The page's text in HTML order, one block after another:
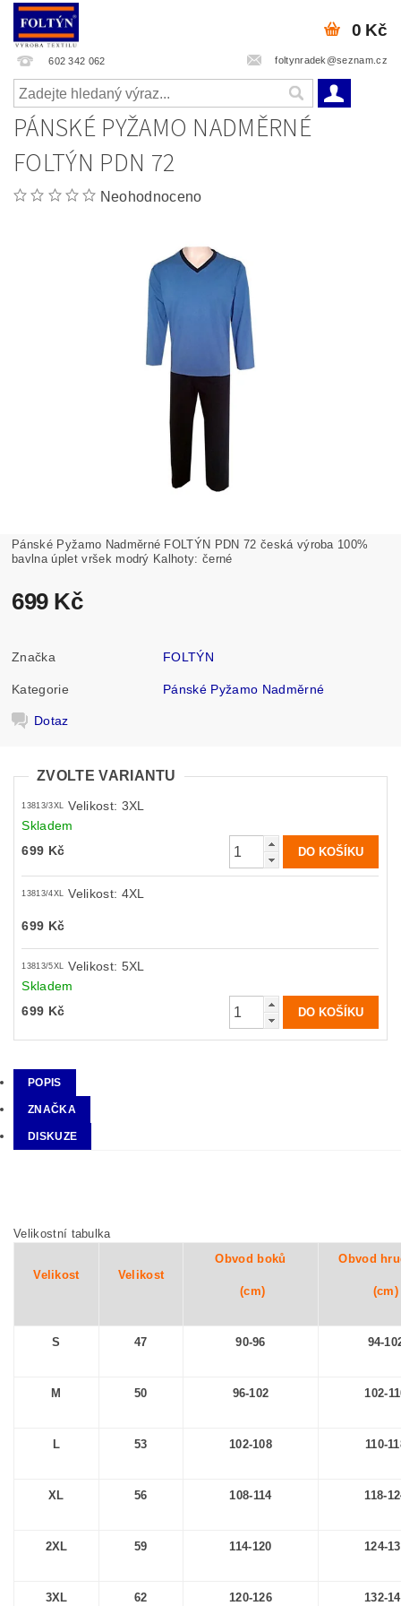
602 342 062 foltynradek@seznam.cz
0 Kč
PÁNSKÉ PYŽAMO NADMĚRNÉ
FOLTÝN PDN 72
Neohodnoceno
Pánské Pyžamo Nadměrné FOLTÝN PDN 72 česká výroba 100%
bavlna úplet vršek modrý Kalhoty: černé
699 Kč
Značka FOLTÝN
Kategorie Pánské Pyžamo Nadměrné
Dotaz
ZVOLTE VARIANTU
13813/3XL Velikost: 3XL
Skladem
699 Kč
13813/4XL Velikost: 4XL
699 Kč
13813/5XL Velikost: 5XL
Skladem
699 Kč
POPIS
ZNAČKA
DISKUZE
Velikostní tabulka
Velikost Velikost
Obvod boků
(cm)
Obvod
(cm)
S 47 90-96 94-
M 50 96-102 102-
L 53 102-108 110-
XL 56 108-114 118-
2XL 59 114-120 124-
3XL 62 120-126 132-